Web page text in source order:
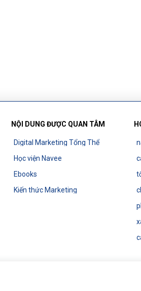
NỘI DUNG ĐƯỢC QUAN TÂM
Digital Marketing Tổng Thể
Học viện Navee
Ebooks
Kiến thức Marketing